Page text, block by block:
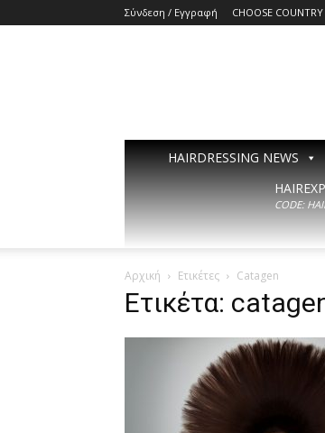
Σύνδεση / Εγγραφή CHOOSE COUNTRY
HAIRDRESSING NEWS
CODE:
Αρχική Ετικέτες Catagen
Ετικέτα: